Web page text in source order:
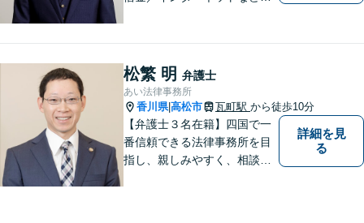
皆様にとって最善の解決を模
索します。まずはお気軽にご
相談ください。
松繁 明 弁護士
あい法律事務所
香川県|高松市 瓦町駅 から徒歩10分
【弁護士３名在籍】四国で一
番信頼できる法律事務所を目
指し、親しみやすく、相談し
詳細を見
る